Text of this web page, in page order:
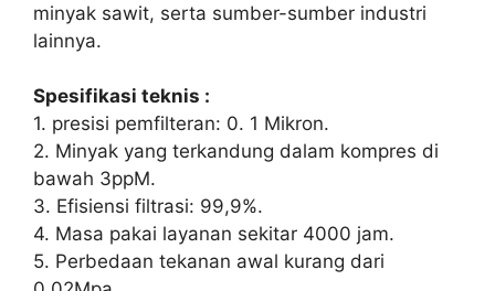
minyak sawit, serta sumber-sumber industri
lainnya.
Spesifikasi teknis :
1. presisi pemfilteran: 0. 1 Mikron.
2. Minyak yang terkandung dalam kompres di
bawah 3ppM.
3. Efisiensi filtrasi: 99,9%.
4. Masa pakai layanan sekitar 4000 jam.
5. Perbedaan tekanan awal kurang dari